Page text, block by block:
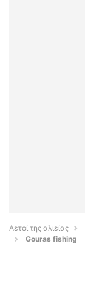
Αετοί της αλιείας
Gouras fishing